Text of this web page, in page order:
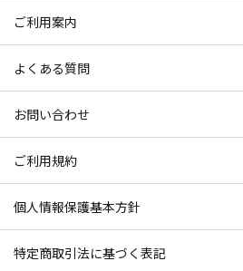
ご利用案内
よくある質問
お問い合わせ
ご利用規約
個人情報保護基本方針
特定商取引法に基づく表記